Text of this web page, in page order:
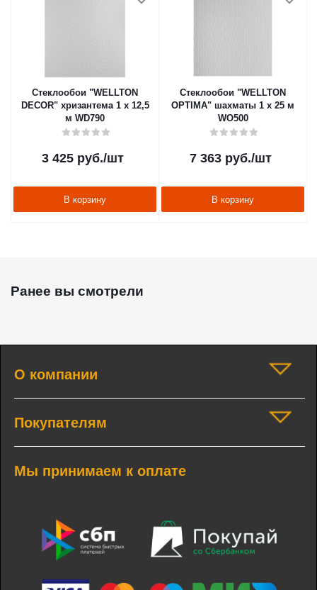
Стеклообои "WELLTON
DECOR" хризантема 1 х 12,5
м WD790
3 425руб./шт
В корзину
Стеклообои "WELLTON
OPTIMA" шахматы 1 х 25 м
WO500
7 363руб./шт
В корзину
Ранее вы смотрели
О компании
Покупателям
Мы принимаем к оплате